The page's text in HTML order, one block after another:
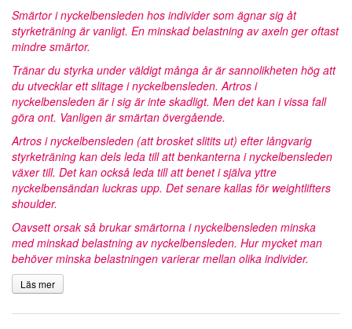
Smärtor i nyckelbensleden hos individer som ägnar sig åt
styrketräning är vanligt. En minskad belastning av axeln ger oftast
mindre smärtor.
Tränar du styrka under väldigt många år är sannolikheten hög att
du utvecklar ett slitage i nyckelbensleden. Artros i
nyckelbensleden är i sig är inte skadligt. Men det kan i vissa fall
göra ont. Vanligen är smärtan övergående.
Artros i nyckelbensleden (att brosket slitits ut) efter långvarig
styrketräning kan dels leda till att benkanterna i nyckelbensleden
växer till. Det kan också leda till att benet i själva yttre
nyckelbensändan luckras upp. Det senare kallas för weightlifters
shoulder.
Oavsett orsak så brukar smärtorna i nyckelbensleden minska
med minskad belastning av nyckelbensleden. Hur mycket man
behöver minska belastningen varierar mellan olika individer.
Läs mer